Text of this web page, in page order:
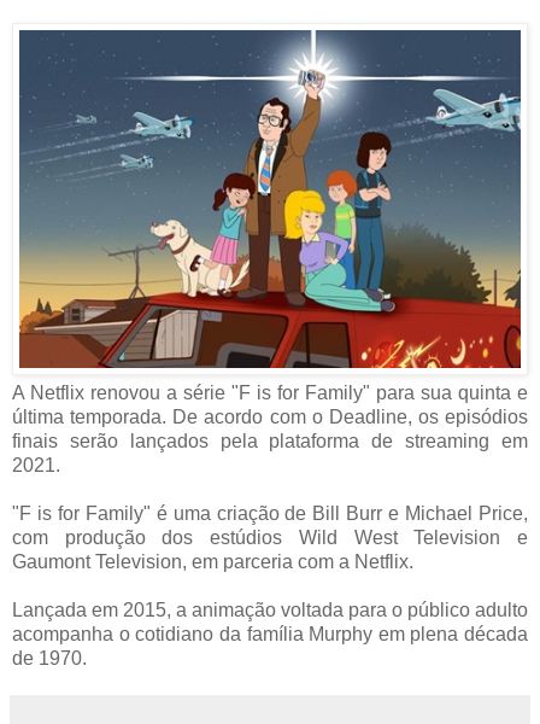
A Netflix renovou a série "F is for Family" para sua quinta e
última temporada. De acordo com o Deadline, os episódios
finais serão lançados pela plataforma de streaming em
2021.
"F is for Family" é uma criação de Bill Burr e Michael Price,
com produção dos estúdios Wild West Television e
Gaumont Television, em parceria com a Netflix.
Lançada em 2015, a animação voltada para o público adulto
acompanha o cotidiano da família Murphy em plena década
de 1970.